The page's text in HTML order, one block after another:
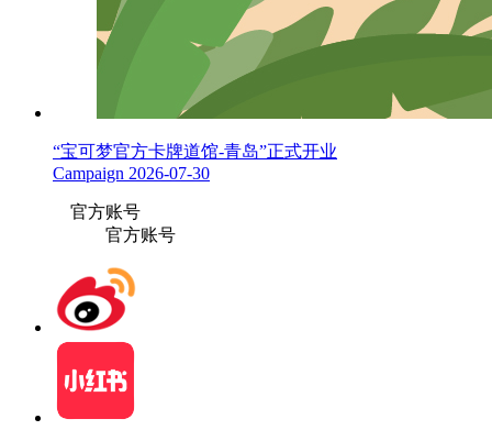
“宝可梦官方卡牌道馆-青岛”正式开业
Campaign 2026-07-30
官方账号
官方账号